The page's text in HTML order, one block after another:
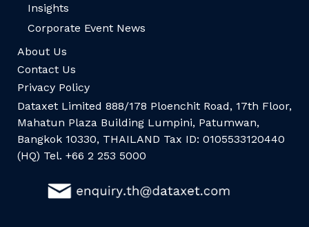
Insights
Corporate Event News
About Us
Contact Us
Privacy Policy
Dataxet Limited 888/178 Ploenchit Road, 17th Floor,
Mahatun Plaza Building Lumpini, Patumwan,
Bangkok 10330, THAILAND Tax ID: 0105533120440
(HQ) Tel. +66 2 253 5000